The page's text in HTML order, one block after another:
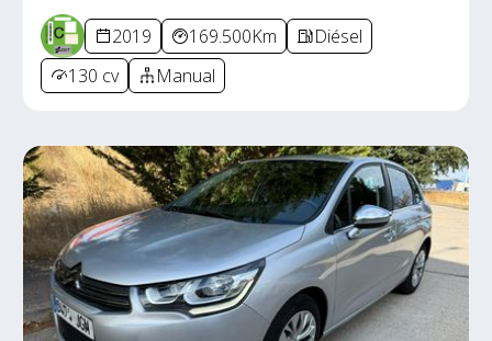
2019 169.500Km
Diésel
130 cv
Manual